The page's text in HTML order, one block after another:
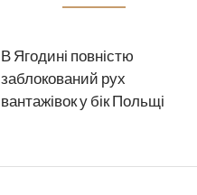
В Ягодині повністю
заблокований рух
вантажівок у бік Польщі